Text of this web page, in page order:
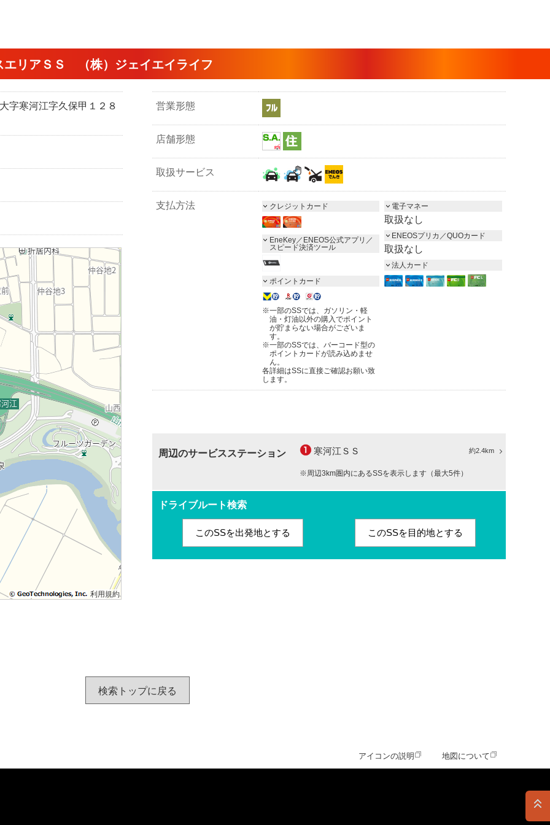
リアＳＳ （株）ジェイエイライフ
字寒河江字久保甲１２８
利用規約
営業形態
店舗形態
取扱サービス
支払方法 クレジットカード
EneKey／ENEOS公式アプリ／
スピード決済ツール
ポイントカード
※一部のSSでは、ガソリン・軽
油・灯油以外の購入でポイント
が貯まらない場合がございま
す。
※一部のSSでは、バーコード型の
ポイントカードが読み込めませ
ん。
各詳細はSSに直接ご確認お願い致
します。
電子マネー
取扱なし
ENEOSプリカ／QUOカード
取扱なし
法人カード
周辺のサービスステーション 約2.4km
寒河江ＳＳ
※周辺3km圏内にあるSSを表示します（最大5件）
ドライブルート検索
このSSを出発地とする このSSを目的地とする
検索トップに戻る
アイコンの説明 地図について